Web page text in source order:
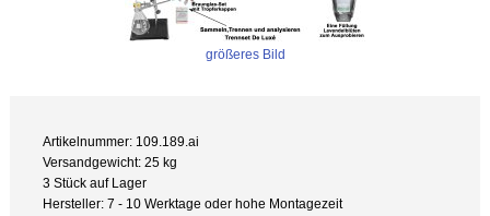
größeres Bild
Artikelnummer: 109.189.ai
Versandgewicht: 25 kg
3 Stück auf Lager
Hersteller: 7 - 10 Werktage oder hohe Montagezeit